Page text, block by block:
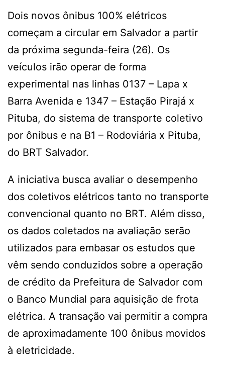
Dois novos ônibus 100% elétricos
começam a circular em Salvador a partir
da próxima segunda-feira (26). Os
veículos irão operar de forma
experimental nas linhas 0137 – Lapa x
Barra Avenida e 1347 – Estação Pirajá x
Pituba, do sistema de transporte coletivo
por ônibus e na B1 – Rodoviária x Pituba,
do BRT Salvador.
A iniciativa busca avaliar o desempenho
dos coletivos elétricos tanto no transporte
convencional quanto no BRT. Além disso,
os dados coletados na avaliação serão
utilizados para embasar os estudos que
vêm sendo conduzidos sobre a operação
de crédito da Prefeitura de Salvador com
o Banco Mundial para aquisição de frota
elétrica. A transação vai permitir a compra
de aproximadamente 100 ônibus movidos
à eletricidade.